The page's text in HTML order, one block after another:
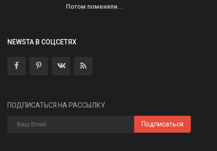
Потом поменяли...
NEWSTA В СОЦСЕТЯХ
ПОДПИСАТЬСЯ НА РАССЫЛКУ
Подписаться